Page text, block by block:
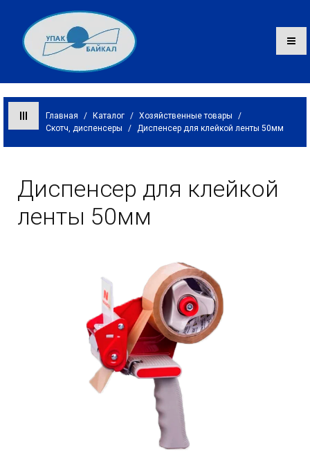
Каталог
О компании
Оплата и доставка
Главная / Каталог / Хозяйственные товары
/
Скотч, диспенсеры
/ Диспенсер для клейкой ленты 50мм
Диспенсер для клейкой
ленты 50мм